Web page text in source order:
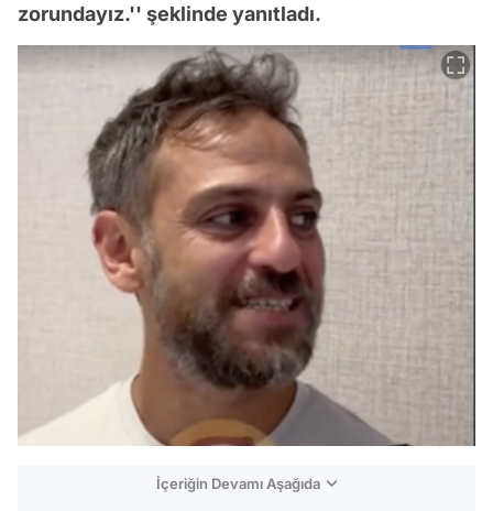
zorundayız.'' şeklinde yanıtladı.
İçeriğin Devamı Aşağıda